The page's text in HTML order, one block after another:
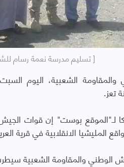
[ تسليم مدرسة نعمة رسام
الشعبية، اليوم
تعز.
مصدر في اللواء 22 ميكا لـ"الموقع
الانقلابية في قرية
والمقاومة الشعبية